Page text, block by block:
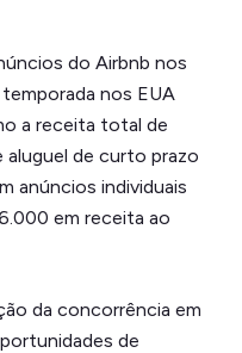
do Airbnb nos
nos EUA
a receita total de
aluguel de curto prazo
anúncios individuais
em receita ao
da concorrência em
de